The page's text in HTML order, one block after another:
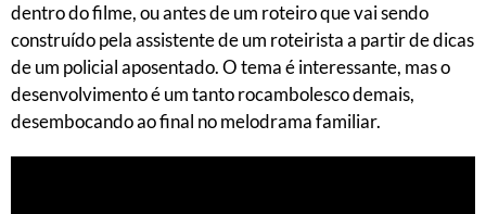
dentro do filme, ou antes de um roteiro que vai sendo
construído pela assistente de um roteirista a partir de dicas
de um policial aposentado. O tema é interessante, mas o
desenvolvimento é um tanto rocambolesco demais,
desembocando ao final no melodrama familiar.